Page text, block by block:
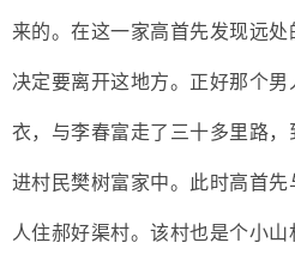
来的。在这一家高首先发现远处
决定要离开这地方。正好那个男
衣， 与李春富走了三十多里路
进村民樊树富家中。此时高首
人住郝好渠村。该村也是个小山